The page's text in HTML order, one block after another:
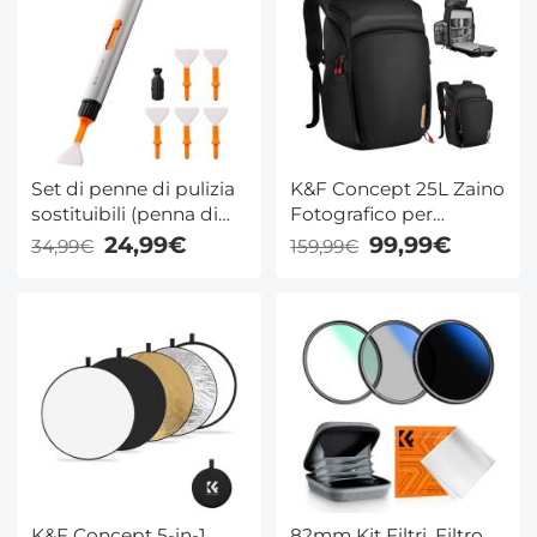
Set di penne di pulizia
sostituibili (penna di
pulizia + testina in
34,99€ 24,99€
K&F Concept 25L Zaino
Fotografico per
Fotografi di Grande
Trekking e Outdoor -
Backpack Nature
Wander 01(Nero +
Rosso)
159,99€ 99,99€